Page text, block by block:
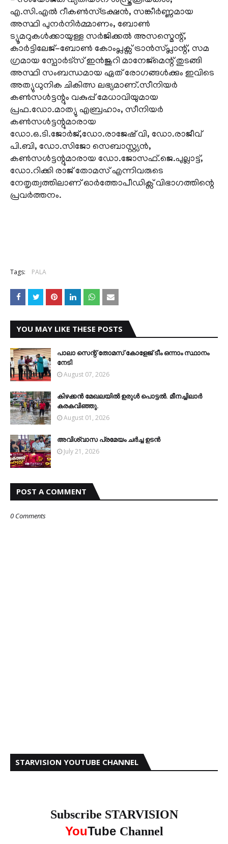
എ.സി.എൽ റീകൺസ്ട്രക്ഷൻ, സങ്കീർണ്ണമായ
അസ്ഥി പുനർനിർമ്മാണം, ബോൺ
ട്യൂമറുകൾക്കായുള്ള സർജിക്കൽ അസസ്മെന്റ്,
കാർട്ടിലേജ്-ബോൺ കോംപ്ലക്സ് ട്രാൻസ്‌പ്ലാന്റ്, സമ​
ഗ്രമായ സ്പോർട്സ് ഇൻജുറി മാനേജ്മെന്റ് തുടങ്ങി
അസ്ഥി സംബന്ധമായ ഏത് രോ​ഗങ്ങൾക്കും ഇവിടെ
അത്യുധുനിക ചികിത്സ ലഭ്യമാണ്.സീനിയർ
കൺസൾട്ടന്റും വകുപ്പ് മേധാവിയുമായ
പ്രഫ.ഡോ.മാത്യു എബ്രഹാം, സീനിയർ
കൺസൾട്ടന്റുമാരായ
ഡോ.ഒ.ടി.ജോർജ്,ഡോ.രാജേഷ് വി, ഡോ.രാജീവ്
പി.ബി, ഡോ.സിജോ സെബാസ്റ്റ്യൻ,
കൺസൾട്ടന്റുമാരായ ഡോ.ജോസഫ്.ജെ.പുല്ലാട്ട്,
ഡോ.റിക്കി രാജ് തോമസ് എന്നിവരുടെ
നേതൃത്വത്തിലാണ് ഓർത്തോപീഡിക്സ് വിഭാ​ഗത്തിന്റെ
പ്രവർത്തനം.
Tags: PALA
YOU MAY LIKE THESE POSTS
പാലാ സെന്റ് തോമസ് കോളേജ് ടീം ഒന്നാം സ്ഥാനം
നേടി
August 07, 2026
കിഴക്കന്‍ മേഖലയില്‍ ഉരുള്‍ പൊട്ടല്‍. മീനച്ചിലാര്‍
കരകവിഞ്ഞു.
August 01, 2026
അവിശ്വാസ പ്രമേയം ചര്‍ച്ച ഉടന്‍
July 21, 2026
POST A COMMENT
0 Comments
STARVISION YOUTUBE CHANNEL
Subscribe STARVISION
YouTube Channel